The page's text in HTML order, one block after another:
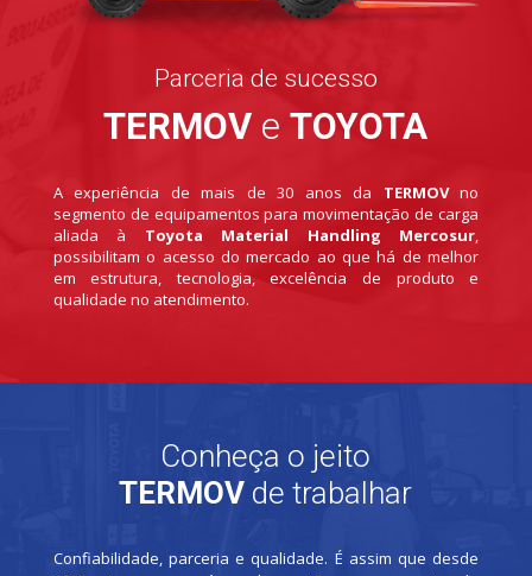
Parceria de sucesso
TERMOV eTOYOTA
A experiência de mais de 30 anos da TERMOVno
segmento de equipamentos para movimentação de carga
aliada à Toyota Material Handling Mercosur,
possibilitam o acesso do mercado ao que há de melhor
em estrutura, tecnologia, excelência de produto e
qualidade no atendimento.
Conheça o jeito
TERMOV de trabalhar
Confiabilidade, parceria e qualidade. É assim que desde